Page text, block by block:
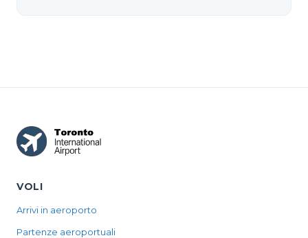
VOLI
Arrivi in aeroporto
Partenze aeroportuali